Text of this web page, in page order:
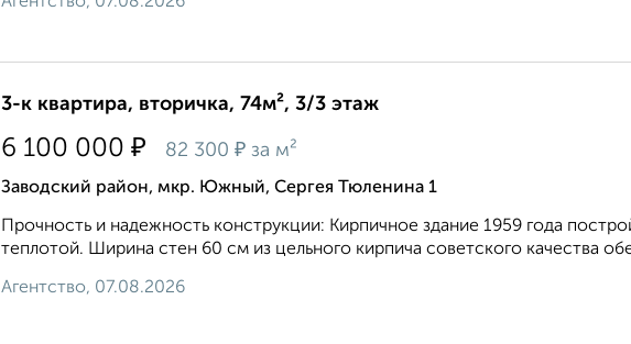
3-к квартира, вторичка, 74м², 3/3 этаж
6 100 000 ₽ 82 300 ₽ за м²
Заводский район, мкр. Южный, Сергея Тюленина 1
Прочность и надежность конструкции: Кирпичное здание 1959 года
теплотой. Ширина стен 60 см из цельного кирпича советского качества
Агентство, 07.08.2026